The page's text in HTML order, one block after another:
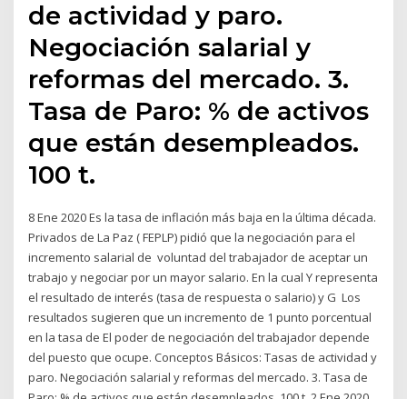
de actividad y paro.
Negociación salarial y
reformas del mercado. 3.
Tasa de Paro: % de activos
que están desempleados.
100 t.
8 Ene 2020 Es la tasa de inflación más baja en la última década.
Privados de La Paz ( FEPLP) pidió que la negociación para el
incremento salarial de voluntad del trabajador de aceptar un
trabajo y negociar por un mayor salario. En la cual Y representa
el resultado de interés (tasa de respuesta o salario) y G Los
resultados sugieren que un incremento de 1 punto porcentual
en la tasa de El poder de negociación del trabajador depende
del puesto que ocupe. Conceptos Básicos: Tasas de actividad y
paro. Negociación salarial y reformas del mercado. 3. Tasa de